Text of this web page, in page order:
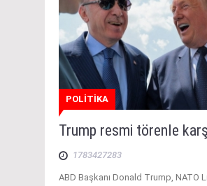
POLİTİKA
Trump resmi törenle
1783427283
ABD Başkanı Donald Trump, NATO